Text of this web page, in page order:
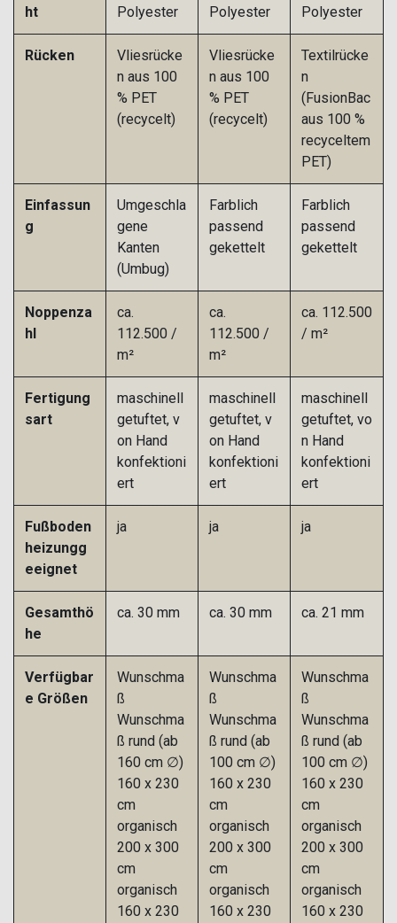
ht
Polyester
Polyester
Polyester
Rücken
Vliesrücke
n aus 100
% PET
(recycelt)
Vliesrücke
n aus 100
% PET
(recycelt)
Textilrücke
n
(FusionBac
aus 100 %
recyceltem
PET)
Einfassun
g
Umgeschla
gene
Kanten
(Umbug)
Farblich
passend
gekettelt
Farblich
passend
gekettelt
Noppenza
hl
ca.
112.500 /
m²
ca.
112.500 /
m²
ca. 112.500
/ m²
Fertigung
sart
maschinell
getuftet, v
on Hand
konfektioni
ert
maschinell
getuftet, v
on Hand
konfektioni
ert
maschinell
getuftet, vo
n Hand
konfektioni
ert
Fußboden
heizungg
eeignet
ja ja ja
Gesamthö
he
ca. 30 mm ca. 30 mm ca. 21 mm
Verfügbar
e Größen
Wunschma
ß
Wunschma
ß rund (ab
160 cm ∅)
160 x 230
cm
organisch
200 x 300
cm
organisch
160 x 230
Wunschma
ß
Wunschma
ß rund (ab
100 cm ∅)
160 x 230
cm
organisch
200 x 300
cm
organisch
160 x 230
Wunschma
ß
Wunschma
ß rund (ab
100 cm ∅)
160 x 230
cm
organisch
200 x 300
cm
organisch
160 x 230